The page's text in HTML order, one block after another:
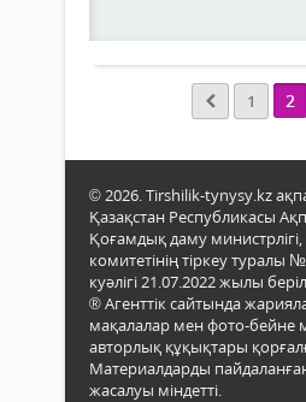
1 2
© 2026. Tirshilik-tynysy.kz
Қазақстан Республикасы
Қоғамдық даму
комитетінің тіркеу туралы
куәлігі 21.07.2022 жылы
® Агенттік сайтында
мақалалар мен фото-бейне
авторлық құқықтары
Материалдарды
жасалуы міндетті.